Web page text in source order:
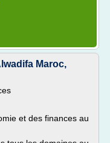
et des finances au